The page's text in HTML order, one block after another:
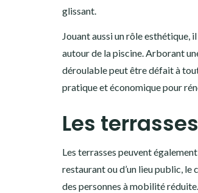
glissant.
Jouant aussi un rôle esthétique,
autour de la piscine. Arborant
déroulable peut être défait à
pratique et économique pour
Les terrasses
Les terrasses peuvent
restaurant ou d’un lieu public,
des personnes à mobilité